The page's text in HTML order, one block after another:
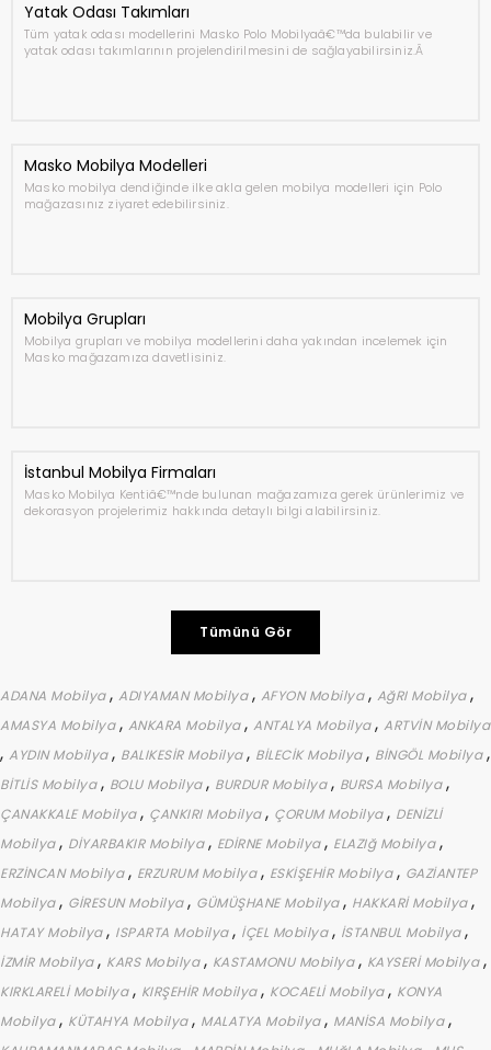
Yatak Odası Takımları
Tüm yatak odası modellerini Masko Polo Mobilyaâ€™da bulabilir ve
yatak odası takımlarının projelendirilmesini de sağlayabilirsiniz.Â
Masko Mobilya Modelleri
Masko mobilya dendiğinde ilke akla gelen mobilya modelleri için Polo
mağazasınız ziyaret edebilirsiniz.
Mobilya Grupları
Mobilya grupları ve mobilya modellerini daha yakından incelemek için
Masko mağazamıza davetlisiniz.
İstanbul Mobilya Firmaları
Masko Mobilya Kentiâ€™nde bulunan mağazamıza gerek ürünlerimiz ve
dekorasyon projelerimiz hakkında detaylı bilgi alabilirsiniz.
Tümünü Gör
ADANA Mobilya, ADIYAMAN Mobilya, AFYON Mobilya, AğRI Mobilya,
AMASYA Mobilya, ANKARA Mobilya, ANTALYA Mobilya, ARTVİN Mobilya
, AYDIN Mobilya, BALIKESİR Mobilya, BİLECİK Mobilya, BİNGÖL Mobilya,
BİTLİS Mobilya, BOLU Mobilya, BURDUR Mobilya, BURSA Mobilya,
ÇANAKKALE Mobilya, ÇANKIRI Mobilya, ÇORUM Mobilya, DENİZLİ
Mobilya, DİYARBAKIR Mobilya, EDİRNE Mobilya, ELAZIğ Mobilya,
ERZİNCAN Mobilya, ERZURUM Mobilya, ESKİŞEHİR Mobilya, GAZİANTEP
Mobilya, GİRESUN Mobilya, GÜMÜŞHANE Mobilya, HAKKARİ Mobilya,
HATAY Mobilya, ISPARTA Mobilya, İÇEL Mobilya, İSTANBUL Mobilya,
İZMİR Mobilya, KARS Mobilya, KASTAMONU Mobilya, KAYSERİ Mobilya,
KIRKLARELİ Mobilya, KIRŞEHİR Mobilya, KOCAELİ Mobilya, KONYA
Mobilya, KÜTAHYA Mobilya, MALATYA Mobilya, MANİSA Mobilya,